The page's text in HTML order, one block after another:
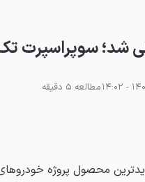
مطالعه 5 دقیقه